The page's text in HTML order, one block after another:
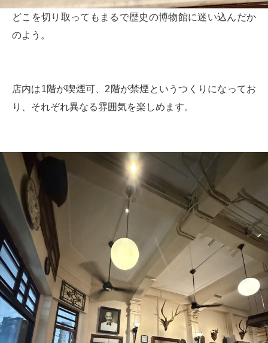
どこを切り取ってもまるで歴史の博物館に迷い込んだか
のよう。
店内は1階が喫煙可、2階が禁煙というつくりになってお
り、それぞれ異なる雰囲気を楽しめます。